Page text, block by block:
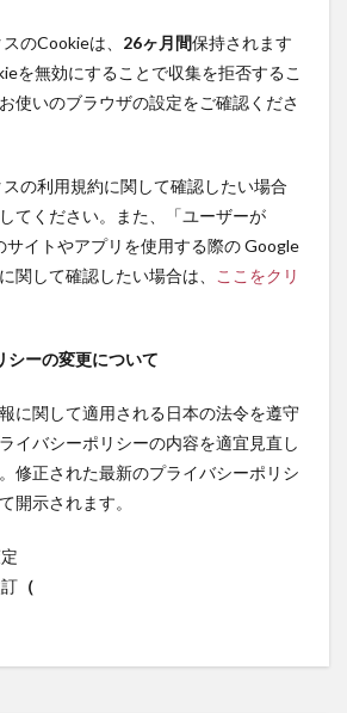
のCookieは、 26ヶ月間保持されます
を無効にすることで収集を拒否するこ
使いのブラウザの設定をご確認くださ
の利用規約に関して確認したい場合
してください。また、「ユーザーが
サイトやアプリを使用する際の Google
関して確認したい場合は、
ここをクリ
シーの変更について
に関して適用される日本の法令を遵守
イバシーポリシーの内容を適宜見直し
修正された最新のプライバシーポリシ
開示されます。
（